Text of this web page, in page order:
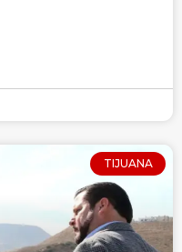
TIJUANA